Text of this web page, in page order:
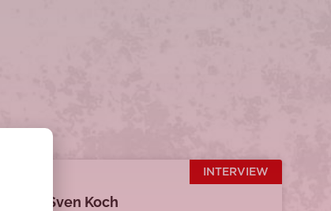
INTERVIEW
2024 – Sven Koch